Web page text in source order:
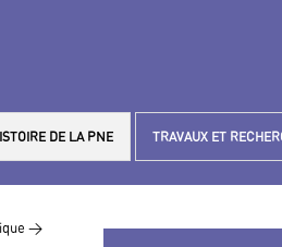
DE LA PNE TRAVAUX ET
>